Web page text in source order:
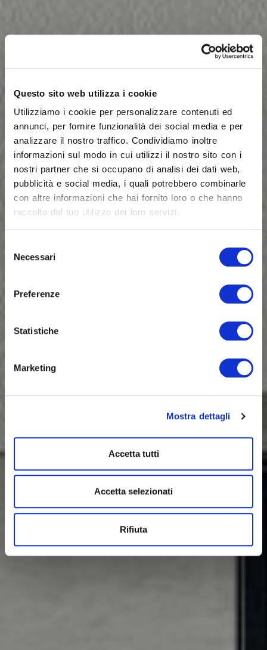
Questo sito web utilizza i cookie
Utilizziamo i cookie per personalizzare contenuti ed
annunci, per fornire funzionalità dei social media e per
analizzare il nostro traffico. Condividiamo inoltre
informazioni sul modo in cui utilizzi il nostro sito con i
nostri partner che si occupano di analisi dei dati web,
pubblicità e social media, i quali potrebbero combinarle
con altre informazioni che hai fornito loro o che hanno
raccolto dal tuo utilizzo dei loro servizi.
delNecessari
Preferenze
Statistiche
Marketing
Mostra dettagli
Accetta tutti
Accetta selezionati
Rifiuta